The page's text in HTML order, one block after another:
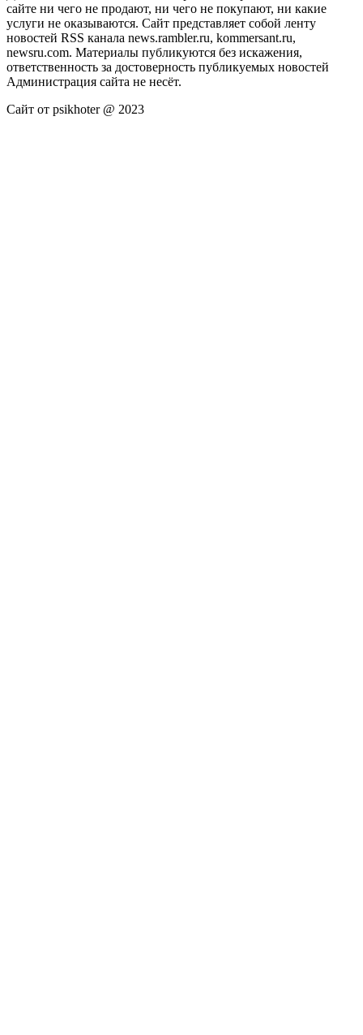
сайте ни чего не продают, ни чего не покупают, ни какие
услуги не оказываются. Сайт представляет собой ленту
новостей RSS канала news.rambler.ru, kommersant.ru,
newsru.com. Материалы публикуются без искажения,
ответственность за достоверность публикуемых новостей
Администрация сайта не несёт.
Сайт от psikhoter @ 2023